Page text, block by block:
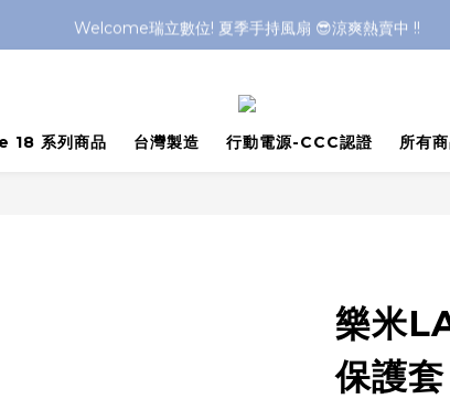
Welcome瑞立數位! 夏季手持風扇 😎涼爽熱賣中 !!
Welcome瑞立數位! 夏季手持風扇 😎涼爽熱賣中 !!
18 系列商品
台灣製造 行動電源-CCC認證 所有
樂米
保護